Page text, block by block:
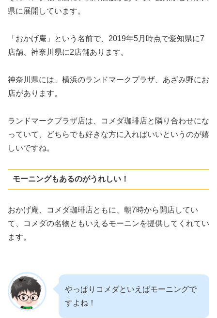
県に展開しています。
「おかげ庵」という名前で、2019年5月時点で愛知県に7
店舗、神奈川県に2店舗あります。
神奈川県には、横浜のランドマークプラザ、あざみ野にお
店があります。
ランドマークプラザ店は、コメダ珈琲店と隣り合わせにな
っていて、どちらでも好きな方に入ればいいというのが嬉
しいですね。
モーニングもあるのがうれしい！
おかげ庵、コメダ珈琲店ともに、朝7時から開店してい
て、コメダの名物ともいえるモーニンを提供してくれてい
ます。
やっぱりコメダといえばモーニングで
すよね！